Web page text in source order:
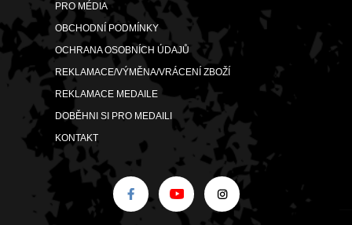
PRO MÉDIA
OBCHODNÍ PODMÍNKY
OCHRANA OSOBNÍCH ÚDAJŮ
REKLAMACE/VÝMĚNA/VRÁCENÍ ZBOŽÍ
REKLAMACE MEDAILE
DOBĚHNI SI PRO MEDAILI
KONTAKT